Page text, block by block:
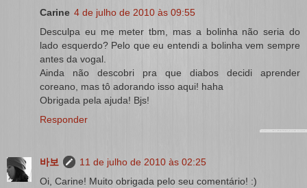
Carine 4 de julho de 2010 às 09:55
Desculpa eu me meter tbm, mas a bolinha não seria do
lado esquerdo? Pelo que eu entendi a bolinha vem sempre
antes da vogal.
Ainda não descobri pra que diabos decidi aprender
coreano, mas tô adorando isso aqui! haha
Obrigada pela ajuda! Bjs!
Responder
바보
11 de julho de 2010 às 02:25
Oi, Carine! Muito obrigada pelo seu comentário! :)